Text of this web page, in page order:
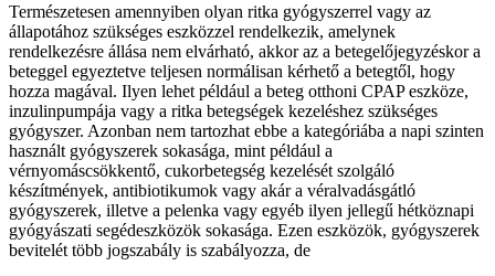
Természetesen amennyiben olyan ritka gyógyszerrel vagy az
állapotához szükséges eszközzel rendelkezik, amelynek
rendelkezésre állása nem elvárható, akkor az a betegelőjegyzéskor a
beteggel egyeztetve teljesen normálisan kérhető a betegtől, hogy
hozza magával. Ilyen lehet például a beteg otthoni CPAP eszköze,
inzulinpumpája vagy a ritka betegségek kezeléshez szükséges
gyógyszer. Azonban nem tartozhat ebbe a kategóriába a napi szinten
használt gyógyszerek sokasága, mint például a
vérnyomáscsökkentő, cukorbetegség kezelését szolgáló
készítmények, antibiotikumok vagy akár a véralvadásgátló
gyógyszerek, illetve a pelenka vagy egyéb ilyen jellegű hétköznapi
gyógyászati segédeszközök sokasága. Ezen eszközök, gyógyszerek
bevitelét több jogszabály is szabályozza, de